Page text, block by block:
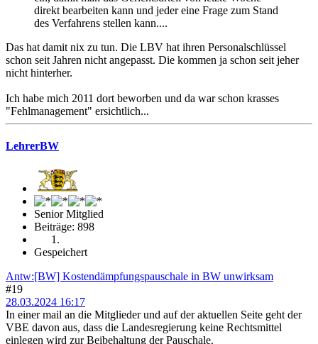
direkt bearbeiten kann und jeder eine Frage zum Stand
des Verfahrens stellen kann....
Das hat damit nix zu tun. Die LBV hat ihren Personalschlüssel
schon seit Jahren nicht angepasst. Die kommen ja schon seit jeher
nicht hinterher.
Ich habe mich 2011 dort beworben und da war schon krasses
"Fehlmanagement" ersichtlich...
LehrerBW
Senior Mitglied
Beiträge: 898
Gespeichert
Antw:[BW] Kostendämpfungspauschale in BW unwirksam
#19
28.03.2024 16:17
In einer mail an die Mitglieder und auf der aktuellen Seite geht der
VBE davon aus, dass die Landesregierung keine Rechtsmittel
einlegen wird zur Beibehaltung der Pauschale.